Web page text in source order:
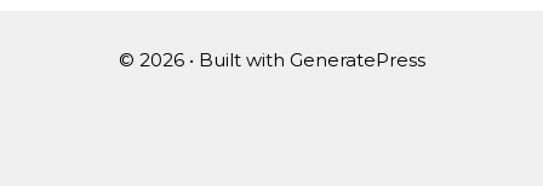
© 2026 • Built with GeneratePress